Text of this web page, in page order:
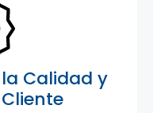
Calidad y